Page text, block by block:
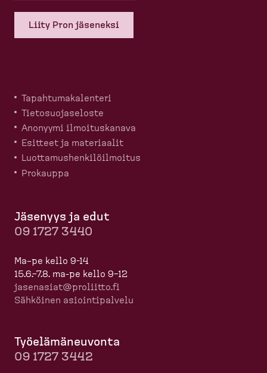
Liity Pron jäseneksi
Tapahtu­ma­ka­lenteri
Tietosuo­ja­seloste
Anonyymi ilmoitus­kanava
Esitteet ja materiaalit
Luotta­mus­hen­ki­löil­moitus
Prokauppa
Jäsenyys ja edut
09 1727 3440
Ma–pe kello 9-14
15.6.–7.8. ma-pe kello 9–12
jasenasiat@proliitto.fi
Sähköinen asioin­ti­palvelu
Työelä­mä­neuvonta
09 1727 3442